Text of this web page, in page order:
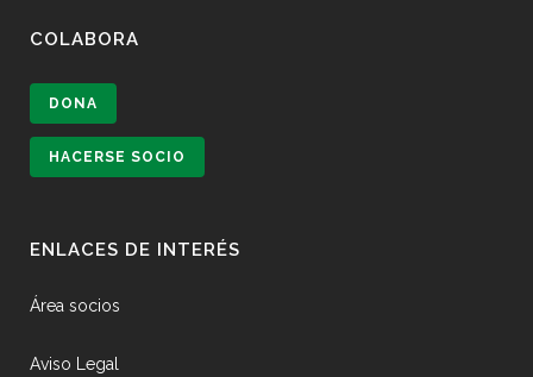
COLABORA
DONA
HACERSE SOCIO
ENLACES DE INTERÉS
Área socios
Aviso Legal